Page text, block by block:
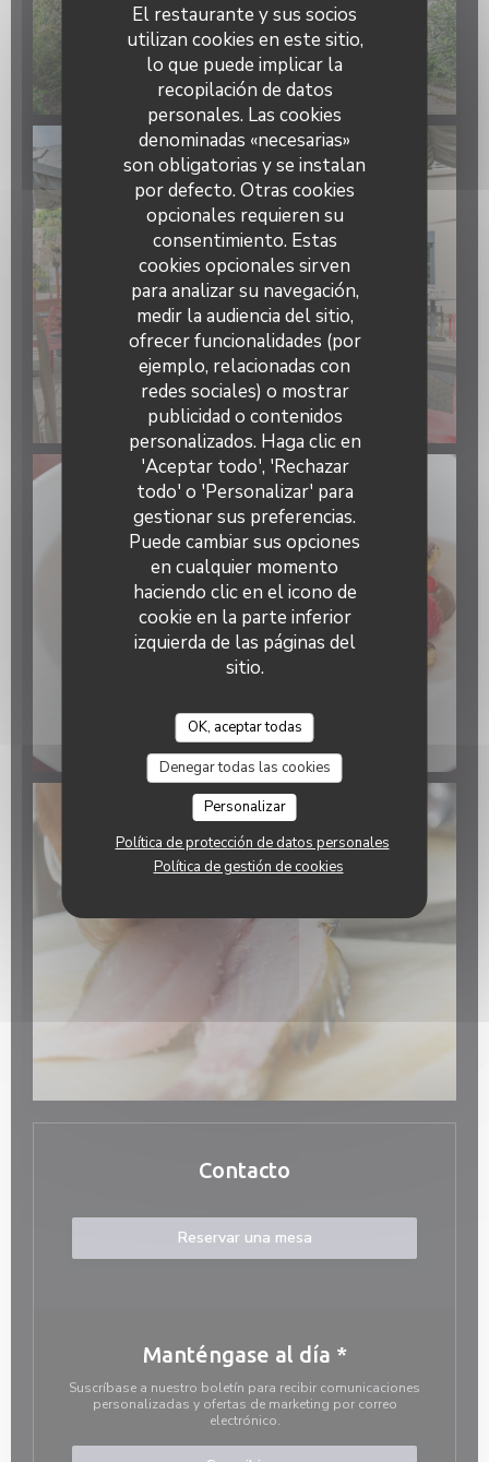
El restaurante y sus socios
utilizan cookies en este sitio,
lo que puede implicar la
recopilación de datos
personales. Las cookies
denominadas «necesarias»
son obligatorias y se instalan
por defecto. Otras cookies
opcionales requieren su
consentimiento. Estas
cookies opcionales sirven
para analizar su navegación,
medir la audiencia del sitio,
ofrecer funcionalidades (por
ejemplo, relacionadas con
redes sociales) o mostrar
publicidad o contenidos
personalizados. Haga clic en
'Aceptar todo', 'Rechazar
todo' o 'Personalizar' para
gestionar sus preferencias.
Puede cambiar sus opciones
en cualquier momento
haciendo clic en el icono de
cookie en la parte inferior
izquierda de las páginas del
sitio.
OK, aceptar todas
Denegar todas las cookies
Personalizar
Política de protección de datos personales
Política de gestión de cookies
Contacto
Reservar una mesa
Manténgase al día *
Suscríbase a nuestro boletín para recibir comunicaciones
personalizadas y ofertas de marketing por correo
electrónico.